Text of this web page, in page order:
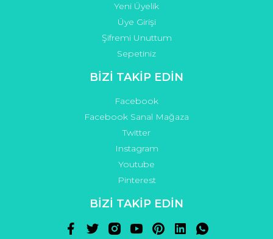
Yeni Üyelik
Üye Girişi
Şifremi Unuttum
Sepetiniz
BİZİ TAKİP EDİN
Facebook
Facebook Sanal Mağaza
Twitter
Instagram
Youtube
Pinterest
BİZİ TAKİP EDİN